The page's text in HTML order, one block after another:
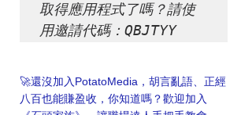
取得應用程式了嗎？請使
用邀請代碼：QBJTYY
🚀還沒加入PotatoMedia，胡言亂語、正經
八百也能賺盈收，你知道嗎？歡迎加入